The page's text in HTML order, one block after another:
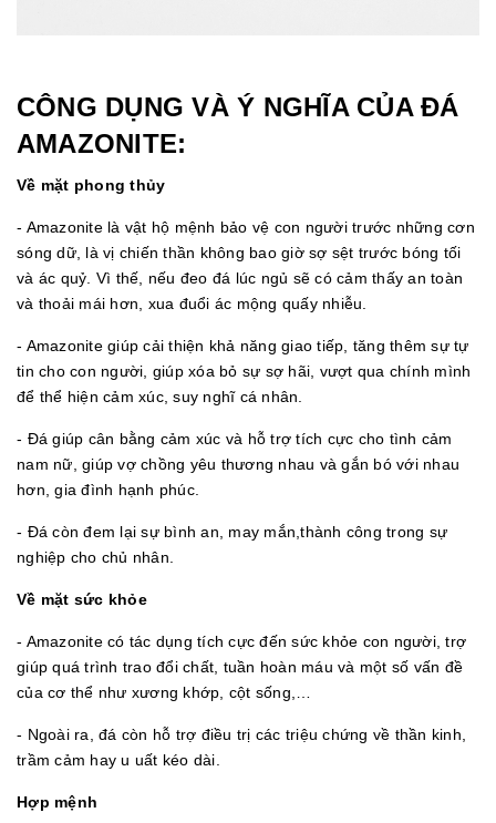
CÔNG DỤNG VÀ Ý NGHĨA CỦA ĐÁ
AMAZONITE:
Về mặt phong thủy
- Amazonite là vật hộ mệnh bảo vệ con người trước những cơn
sóng dữ, là vị chiến thần không bao giờ sợ sệt trước bóng tối
và ác quỷ. Vì thế, nếu đeo đá lúc ngủ sẽ có cảm thấy an toàn
và thoải mái hơn, xua đuổi ác mộng quấy nhiễu.
- Amazonite giúp cải thiện khả năng giao tiếp, tăng thêm sự tự
tin cho con người, giúp xóa bỏ sự sợ hãi, vượt qua chính mình
để thể hiện cảm xúc, suy nghĩ cá nhân.
- Đá giúp cân bằng cảm xúc và hỗ trợ tích cực cho tình cảm
nam nữ, giúp vợ chồng yêu thương nhau và gắn bó với nhau
hơn, gia đình hạnh phúc.
- Đá còn đem lại sự bình an, may mắn,thành công trong sự
nghiệp cho chủ nhân.
Về mặt sức khỏe
- Amazonite có tác dụng tích cực đến sức khỏe con người, trợ
giúp quá trình trao đổi chất, tuần hoàn máu và một số vấn đề
của cơ thể như xương khớp, cột sống,…
- Ngoài ra, đá còn hỗ trợ điều trị các triệu chứng về thần kinh,
trầm cảm hay u uất kéo dài.
Hợp mệnh